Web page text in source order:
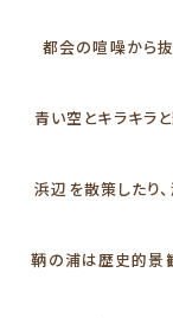
都会の喧噪から抜
青い空とキラキラと
浜辺を散策したり
鞆の浦は歴史的景